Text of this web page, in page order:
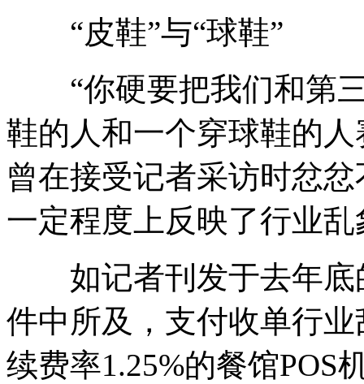
“皮鞋”与“球鞋”
“你硬要把我们和第三
鞋的人和一个穿球鞋的
曾在接受记者采访时忿
一定程度上反映了行业乱
如记者刊发于去年底
件中所及，支付收单行
续费率1.25%的餐馆POS